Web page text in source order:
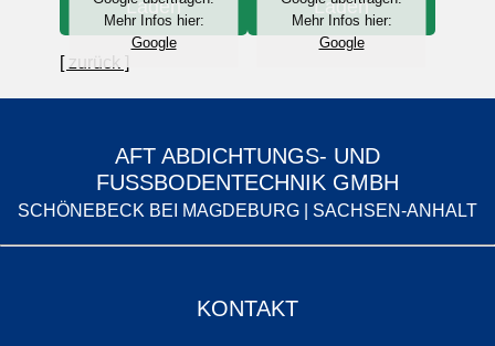
Laden
Mehr Infos hier:
Google
[ zurück ]
Laden
Mehr Infos hier:
Google
AFT ABDICHTUNGS- UND
FUSSBODENTECHNIK GMBH
SCHÖNEBECK BEI MAGDEBURG | SACHSEN-ANHALT
KONTAKT